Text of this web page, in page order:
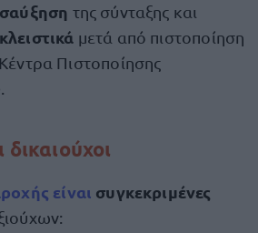
της σύνταξης και
μετά από πιστοποίηση
Πιστοποίησης
δικαιούχοι
είναι συγκεκριμένες